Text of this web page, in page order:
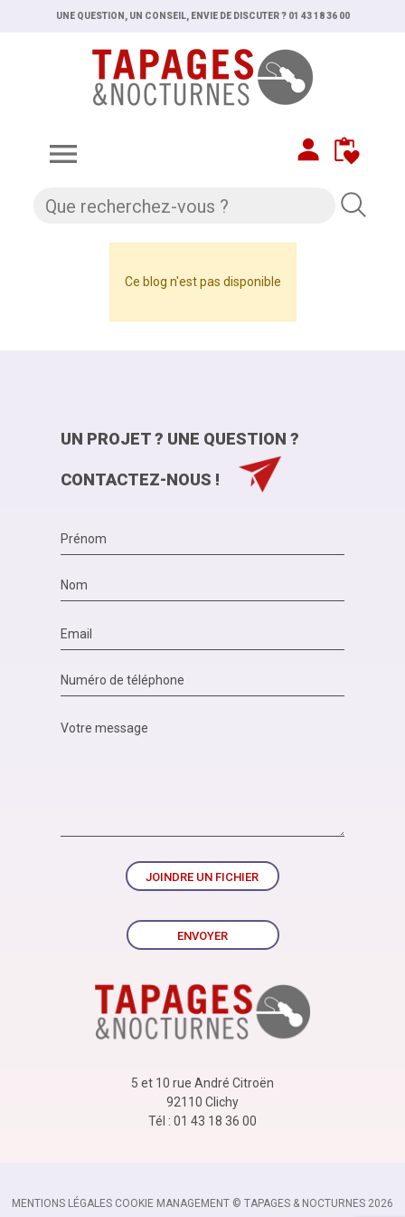
UNE QUESTION, UN CONSEIL, ENVIE DE DISCUTER ? 01 43 18 36 00

Ce blog n'est pas disponible
5 et 10 rue André Citroën
92110 Clichy
Tél : 01 43 18 36 00
UN PROJET ? UNE QUESTION ?
CONTACTEZ-NOUS !
JOINDRE UN FICHIER
ENVOYER
MENTIONS LÉGALES COOKIE MANAGEMENT © TAPAGES & NOCTURNES 2026